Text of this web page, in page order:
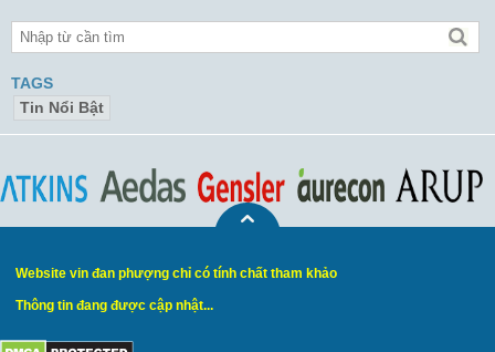
TAGS
Tin Nổi Bật
Website vin đan phượng chỉ có tính chất tham khảo
Thông tin đang được cập nhật...